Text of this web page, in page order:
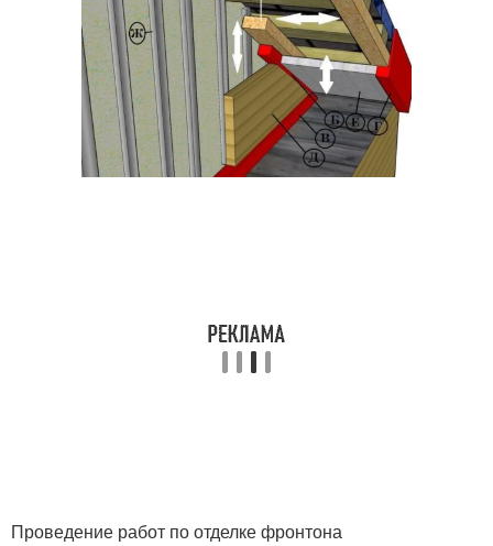
Проведение работ по отделке фронтона